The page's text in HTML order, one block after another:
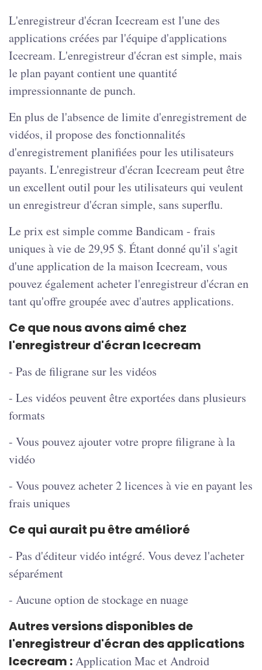
L'enregistreur d'écran Icecream est l'une des
applications créées par l'équipe d'applications
Icecream. L'enregistreur d'écran est simple, mais
le plan payant contient une quantité
impressionnante de punch.
En plus de l'absence de limite d'enregistrement de
vidéos, il propose des fonctionnalités
d'enregistrement planifiées pour les utilisateurs
payants. L'enregistreur d'écran Icecream peut être
un excellent outil pour les utilisateurs qui veulent
un enregistreur d'écran simple, sans superflu.
Le prix est simple comme Bandicam - frais
uniques à vie de 29,95 $. Étant donné qu'il s'agit
d'une application de la maison Icecream, vous
pouvez également acheter l'enregistreur d'écran en
tant qu'offre groupée avec d'autres applications.
Ce que nous avons aimé chez
l'enregistreur d'écran Icecream
- Pas de filigrane sur les vidéos
- Les vidéos peuvent être exportées dans plusieurs
formats
- Vous pouvez ajouter votre propre filigrane à la
vidéo
- Vous pouvez acheter 2 licences à vie en payant les
frais uniques
Ce qui aurait pu être amélioré
- Pas d'éditeur vidéo intégré. Vous devez l'acheter
séparément
- Aucune option de stockage en nuage
Autres versions disponibles de
l'enregistreur d'écran des applications
Icecream :Application Mac et Android